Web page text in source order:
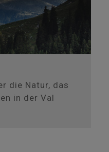
die Natur, das
in der Val